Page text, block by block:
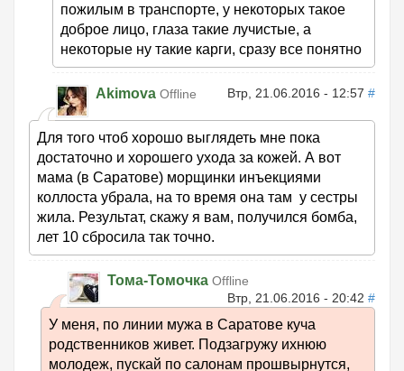
пожилым в транспорте, у некоторых такое
доброе лицо, глаза такие лучистые, а
некоторые ну такие карги, сразу все понятно
Akimova Offline Втр, 21.06.2016 - 12:57 #
Для того чтоб хорошо выглядеть мне пока
достаточно и хорошего ухода за кожей. А вот
мама (в Саратове) морщинки инъекциями
коллоста убрала, на то время она там у сестры
жила. Результат, скажу я вам, получился бомба,
лет 10 сбросила так точно.
Тома-Томочка Offline
Втр, 21.06.2016 - 20:42 #
У меня, по линии мужа в Саратове куча
родственников живет. Подзагружу ихнюю
молодеж, пускай по салонам прошвырнутся,